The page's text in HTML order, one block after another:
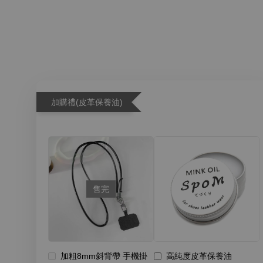
加購禮(皮革保養油)
售完
加粗8mm斜背帶 手機掛
高純度皮革保養油